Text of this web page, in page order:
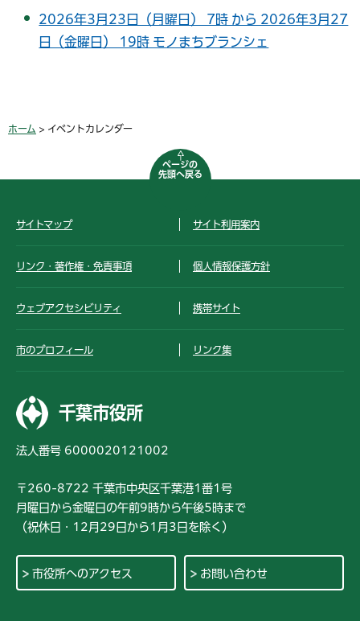
2026年3月23日（月曜日） 7時 から 2026年3月27
日（金曜日） 19時 モノまちブランシェ
ホーム > イベントカレンダー
ページの
先頭へ戻る
サイトマップ サイト利用案内
リンク・著作権・免責事項 個人情報保護方針
ウェブアクセシビリティ 携帯サイト
市のプロフィール リンク集
千葉市役所
法人番号 6000020121002
〒260-8722 千葉市中央区千葉港1番1号
月曜日から金曜日の午前9時から午後5時まで
（祝休日・12月29日から1月3日を除く）
市役所へのアクセス お問い合わせ